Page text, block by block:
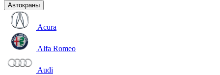
Автокраны
Acura
Alfa Romeo
Audi